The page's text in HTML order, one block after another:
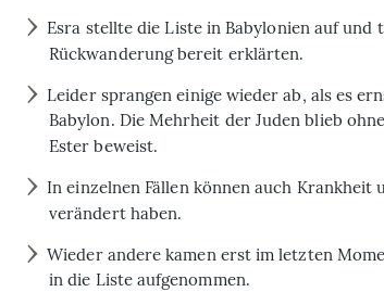
Esra stellte die Liste in Babylonien auf und
Rückwanderung bereit erklärten.
Leider sprangen einige wieder ab, als es
Babylon. Die Mehrheit der Juden blieb
Ester beweist.
In einzelnen Fällen können auch
verändert haben.
Wieder andere kamen erst im letzten
in die Liste aufgenommen.